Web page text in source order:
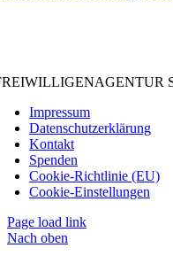
Impressum
Datenschutzerklärung
Kontakt
Spenden
Cookie-Richtlinie (EU)
Cookie-Einstellungen
Page load link
Nach oben